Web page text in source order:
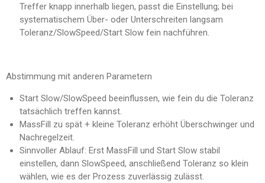
Treffer knapp innerhalb liegen, passt die Einstellung; bei
systematischem Über- oder Unterschreiten langsam
Toleranz/SlowSpeed/Start Slow fein nachführen.
Abstimmung mit anderen Parametern
Start Slow/SlowSpeed beeinflussen, wie fein du die Toleranz
tatsächlich treffen kannst.
MassFill zu spät + kleine Toleranz erhöht Überschwinger und
Nachregelzeit.
Sinnvoller Ablauf: Erst MassFill und Start Slow stabil
einstellen, dann SlowSpeed, anschließend Toleranz so klein
wählen, wie es der Prozess zuverlässig zulässt.